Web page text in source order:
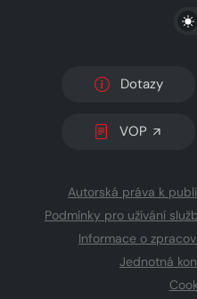
Dotazy
VOP
Autorská práva k
Podmínky pro užívání
Informace o
Jednotná